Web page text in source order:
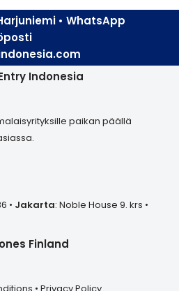
• WhatsApp
Indonesia
paikan päällä
• Jakarta: Noble House 9. krs •
Finland